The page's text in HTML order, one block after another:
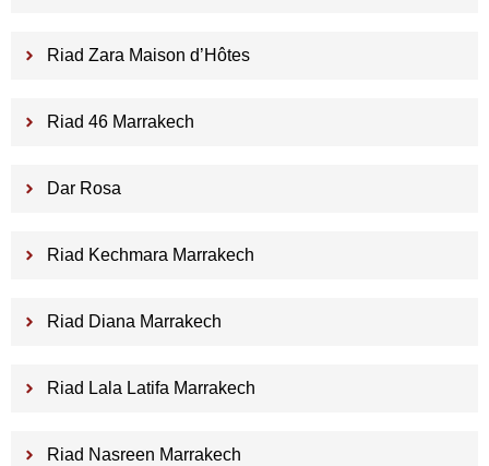
Riad Zara Maison d’Hôtes
Riad 46 Marrakech
Dar Rosa
Riad Kechmara Marrakech
Riad Diana Marrakech
Riad Lala Latifa Marrakech
Riad Nasreen Marrakech